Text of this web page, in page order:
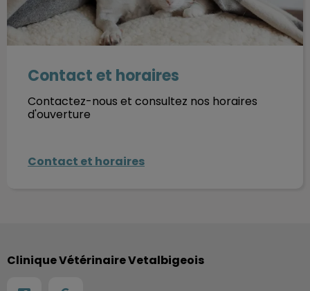
Contact et horaires
Contactez-nous et consultez nos horaires
d'ouverture
Contact et horaires
Clinique Vétérinaire Vetalbigeois